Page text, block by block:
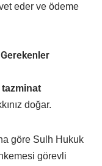
eder ve ödeme
tazminat
doğar.
göre Sulh Hukuk
görevli